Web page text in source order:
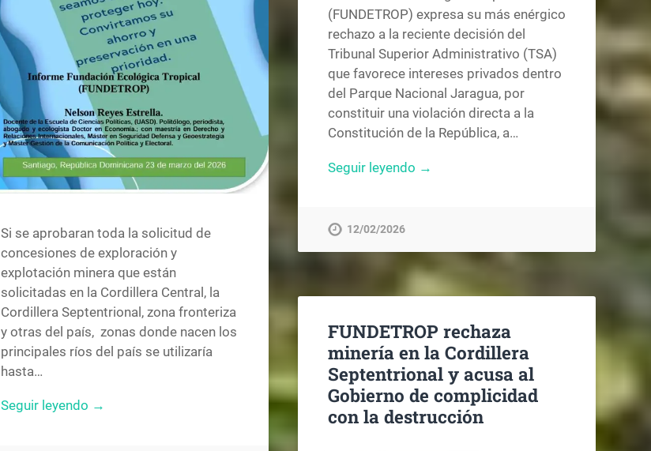
Si se aprobaran toda la solicitud de
concesiones de exploración y
explotación minera que están
solicitadas en la Cordillera Central, la
Cordillera Septentrional, zona fronteriza
y otras del país, zonas donde nacen los
principales ríos del país se utilizaría
hasta…
Seguir leyendo →
(FUNDETROP) expresa su más enérgico
rechazo a la reciente decisión del
Tribunal Superior Administrativo (TSA)
que favorece intereses privados dentro
del Parque Nacional Jaragua, por
constituir una violación directa a la
Constitución de la República, a…
Seguir leyendo →
12/02/2026
FUNDETROP rechaza
minería en la Cordillera
Septentrional y acusa al
Gobierno de complicidad
con la destrucción